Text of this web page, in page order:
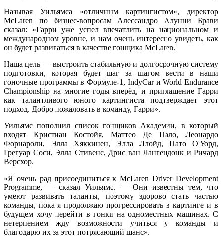
Называя Уильямса «отличным картингистом», директор
McLaren по бизнес-вопросам Алессандро Алунни Брави
сказал: «Гарри уже успел впечатлить на национальном и
международном уровне, и нам очень интересно увидеть, как
он будет развиваться в качестве гонщика McLaren.
Наша цель — выстроить стабильную и долгосрочную систему
подготовки, которая будет шаг за шагом вести в наши
гоночные программы в Формуле-1, IndyCar и World Endurance
Championship на многие годы вперёд, и приглашение Гарри
как талантливого юного картингиста подтверждает этот
подход. Добро пожаловать в команду, Гарри».
Уильямс пополнил список гонщиков Академии, в который
входят Кристиан Костойя, Маттео Де Пало, Леонардо
Форнароли, Элла Хяккинен, Элла Ллойд, Пато О'Уорд,
Грегуар Соси, Элла Стивенс, Дрис ван Лангендонк и Ричард
Версхор.
«Я очень рад присоединиться к McLaren Driver Development
Programme, — сказал Уильямс. — Они известны тем, что
умеют развивать таланты, поэтому здорово стать частью
команды, пока я продолжаю прогрессировать в картинге и в
будущем хочу перейти в гонки на одноместных машинах. С
нетерпением жду возможности учиться у команды и
благодарю их за этот потрясающий шанс».